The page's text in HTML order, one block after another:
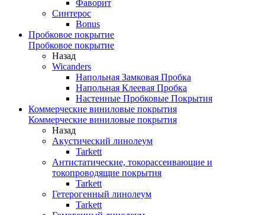
Фаворит
Синтерос
Bonus
Пробковое покрытие
Пробковое покрытие
Назад
Wicanders
Напольная Замковая Пробка
Напольная Клеевая Пробка
Настенные Пробковые Покрытия
Коммерческие виниловые покрытия
Коммерческие виниловые покрытия
Назад
Акустический линолеум
Tarkett
Антистатические, токорассеивающие и
токопроводящие покрытия
Tarkett
Гетерогенный линолеум
Tarkett